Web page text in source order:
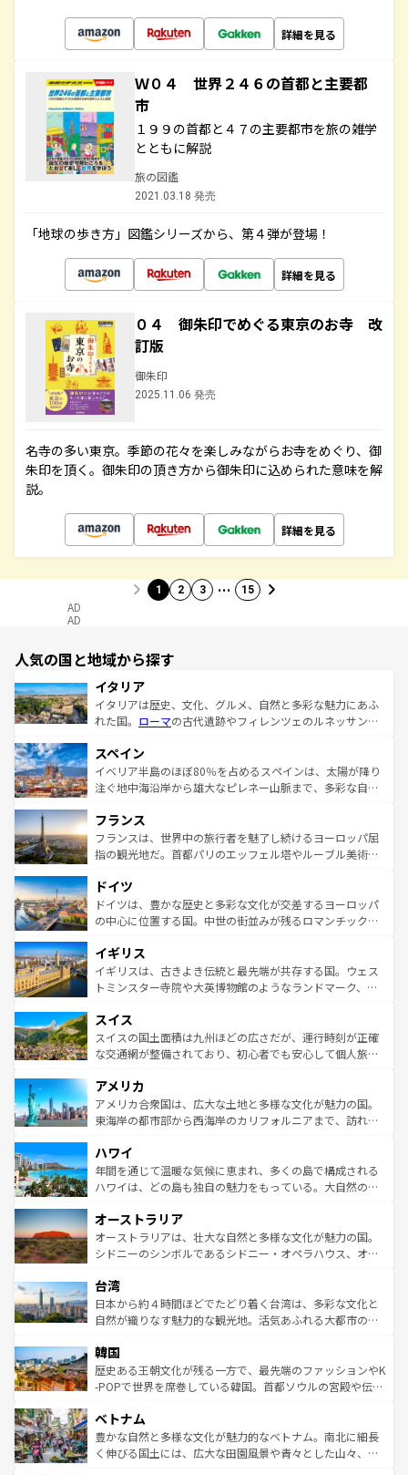
詳細を見る
Ｗ０４ 世界２４６の首都と主要都
市
１９９の首都と４７の主要都市を旅の雑学
とともに解説
旅の図鑑
2021.03.18 発売
「地球の歩き方」図鑑シリーズから、第４弾が登場！
詳細を見る
０４ 御朱印でめぐる東京のお寺 改
訂版
御朱印
2025.11.06 発売
名寺の多い東京。季節の花々を楽しみながらお寺をめぐり、御
朱印を頂く。御朱印の頂き方から御朱印に込められた意味を解
説。
詳細を見る
1 2 3 … 15
AD
AD
人気の国と地域から探す
イタリア
イタリアは歴史、文化、グルメ、自然と多彩な魅力にあふ
れた国。 ローマの古代遺跡やフィレンツェのルネッサンス
ろん、トスカーナの美しい田園風景やアマルフィ海岸の絶
景など、自然景観も見逃せない。観光の合間には、本場の
ピザやパスタなど、絶品のイタリア料理を堪能することも
ませてくれるイタリアで、忘れられない旅をしてみよう！
なお、新着のイタリア情報はコンテンツ一覧 を参照してほ
しい。
スペイン
イベリア半島のほぼ80％を占めるスペインは、太陽が降り
注ぐ地中海沿岸から雄大なピレネー山脈まで、多彩な自然
文化が根付くこの国では、情熱的なフラメンコ、熱気あふ
れる闘牛、そして美味しいタパスが生活の一部となってい
る。首都マドリードの洗練された雰囲気や、バルセロナの
の城塞都市、穏やかなビーチリゾートまで多彩な表情を見
せる。地方によって風土や気候が異なるスペインはその個
性で訪れる人を魅了する。 なお、新着のスペイン情報はコ
フランス
フランスは、世界中の旅行者を魅了し続けるヨーロッパ屈
指の観光地だ。首都パリのエッフェル塔やルーブル美術館
で、幅広い魅力が詰まっている。華麗な宮殿、歴史的な大
聖堂、美しいビーチ、そして豊かな自然が、訪れる者を心
から魅了する。また、フランスは美食の国としても知ら
いる。シャンパンの発祥地であるランス、プロヴァンスの
香り高いラベンダー畑など、多彩な楽しみ方が可能だ。さ
らに、パリ以外の地域にも魅力が溢れており、どの街角に
れる地方に足を運ぶとそれぞれで全く異なる文化を体験で
きるだろう。 なお、新着のフランス情報はコンテンツ一覧
を参照してほしい。
ドイツ
ドイツは、豊かな歴史と多彩な文化が交差するヨーロッパ
の中心に位置する国。中世の街並みが残るロマンチック街
顔を持つこの国は、どこを歩いても飽きることがない。ベ
ルリンの文化的活気、バイエルン州のアルプスの絶景、そ
してライン川沿いのワイン畑といった風景は必見。ビール
は、お酒好きな人にはぜひ体験してほしい。 なお、新着の
ドイツ情報はコンテンツ一覧を参照してほしい。
イギリス
イギリスは、古きよき伝統と最先端が共存する国。ウェス
トミンスター寺院や大英博物館のようなランドマーク、歴
リアごとに異なる魅力がある。また、優雅なアフタヌーン
ティー、ビール好きにはたまらない英国パブ、サッカー観
戦など、本場だからこそできる体験も豊富。イギリスを旅
ンツ一覧を参照してほしい。
スイス
スイスの国土面積は九州ほどの広さだが、運行時刻が正確
な交通網が整備されており、初心者でも安心して個人旅行
の建物がそのまま残る町や、スイスならではのユニークな
博物館もあり、アルプス観光だけでなく町歩きも満喫する
ことができる。国民の所得が高いため物価も高いが、旅行
ば市内交通費無料で観光を楽しむこともできる。 なお、新
着のスイス情報はコンテンツ一覧 を参照してほしい。
アメリカ
アメリカ合衆国は、広大な土地と多様な文化が魅力の国。
東海岸の都市部から西海岸のカリフォルニアまで、訪れる
のような巨大都市は、観光、ショッピング、エンターテイ
ンメントが詰まった刺激的なスポットだ。一方、アメリカ
西部には大自然が広がり、グランドキャニオンやイエロー
部のニューオーリンズでは、音楽と美食が融合した独特の
文化が魅力。旅行者はアメリカの各地域で異なる魅力を楽
しみながら、その多様性と豊かな歴史を感じることができ
ならではの贅沢な旅のスタイルだ。 なお、新着のアメリカ
情報はコンテンツ一覧を参照してほしい。
ハワイ
年間を通じて温暖な気候に恵まれ、多くの島で構成される
ハワイは、どの島も独自の魅力をもっている。大自然の神
ワイ島は見逃せない。また、定番の観光地といえばオアフ
島だが、静かな自然を求めるならマウイ島やカウアイ島が
おすすめ。エメラルドグリーンに輝く海をはじめ、豊かな
れるおもてなしの心で訪れる人々を迎えてくれるハワイの
人々、おいしいローカルフードやハワイアンミュージッ
ク、伝統的なフラダンスなど、すべてがハワイの魅力を彩
ワイを、存分に味わってほしい。 なお、新着のハワイ情報
はコンテンツ一覧を参照してほしい。
オーストラリア
オーストラリアは、壮大な自然と多様な文化が魅力の国。
シドニーのシンボルであるシドニー・オペラハウス、オー
リアリーフや大陸中央部にそびえるウルル（エアーズロッ
ク）、タスマニアの美しい原生林やケアンズの熱帯雨林な
ど、見どころがたくさん。また、カフェやワイン、オージ
いる。アクティビティも充実しており、サーフィンやダイ
ビング、ハイキングなど、アウトドア好きにはたまらな
い。オーストラリアの多彩な魅力を存分に味わいつくそ
参照してほしい。
台湾
日本から約４時間ほどでたどり着く台湾は、多彩な文化と
自然が織りなす魅力的な観光地。活気あふれる大都市の台
ン）、静ひつな山岳地帯である台湾東部など、都市の喧騒
と山間の静けさが共存しており、訪れる人に新しい発見と
驚きをもたらしてくれる。また、奥深い台湾の食文化も魅
容にもいいと評判のスイーツなど、バラエティ豊かな料理
が味わえる。 なお、新着の台湾情報は コンテンツ一覧を参
照してほしい。
韓国
歴史ある王朝文化が残る一方で、最先端のファッションやK
-POPで世界を席巻している韓国。首都ソウルの宮殿や伝統
き、地方に足を延ばせば四季折々の自然美を楽しむことが
できる。そして、キムチや焼肉、絶品のストリートフード
まで、さまざまな韓国料理が待っている。夜には、韓国な
ベトナム
豊かな自然と多様な文化が魅力的なベトナム。南北に細長
く伸びる国土には、広大な田園風景や青々とした山々、世